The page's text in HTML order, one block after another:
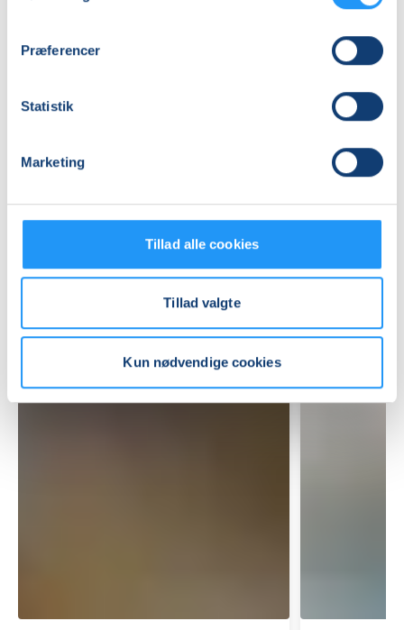
Præferencer
Statistik
Marketing
Tillad alle cookies
Tillad valgte
Kun nødvendige cookies
LOF Midtjylland, Vævervej 10c, 1 sal, 8800
, Viborg
Se på kort
Praktiske oplysninger
Relaterede hold